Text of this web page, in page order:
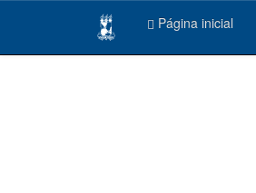
Página inicial